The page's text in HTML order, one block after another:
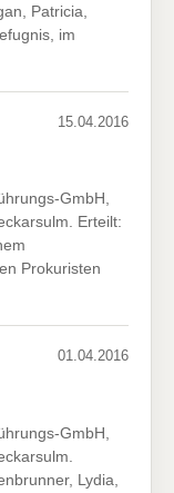
Patricia,
im
15.04.2016
GmbH,
Erteilt:
Prokuristen
01.04.2016
GmbH,
Lydia,